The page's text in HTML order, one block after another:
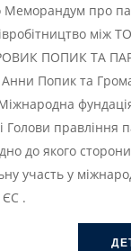
Меморандум про
ПОПИК ТА
Анни Попик та
Голови правління
до якого
участь у
ЄС .